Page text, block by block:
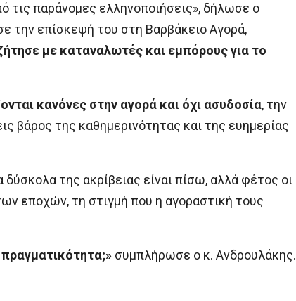
τις παράνομες ελληνοποιήσεις», δήλωσε ο
την επίσκεψή του στη Βαρβάκειο Αγορά,
με καταναλωτές και εμπόρους για το
κανόνες στην αγορά και όχι ασυδοσία, την
βάρος της καθημερινότητας και της ευημερίας
της ακρίβειας είναι πίσω, αλλά φέτος οι
εποχών, τη στιγμή που η αγοραστική τους
συμπλήρωσε ο κ. Ανδρουλάκης.